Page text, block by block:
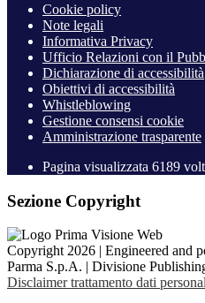
Cookie policy
Note legali
Informativa Privacy
Ufficio Relazioni con il
Dichiarazione di accessibilità
Obiettivi di accessibilità
Whistleblowing
Gestione consensi cookie
Amministrazione trasparente
Pagina visualizzata 6189
Sezione Copyright
Copyright 2026 | Engineered and
Parma S.p.A. | Divisione
Disclaimer trattamento dati